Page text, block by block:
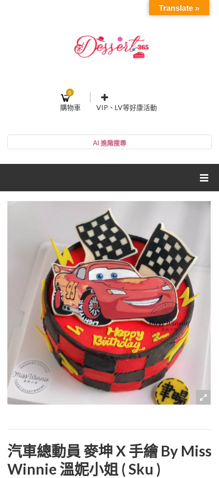
0
購物車 VIP、LV等好康活動
帳號
記住我
忘記密碼 註冊
網紅媽咪蛋糕心得分享
加入甜點廚師接單平台
汽車總動員 麥坤 X 手繪 By Miss
Winnie 溫妮小姐 ( Sku )
Translate »